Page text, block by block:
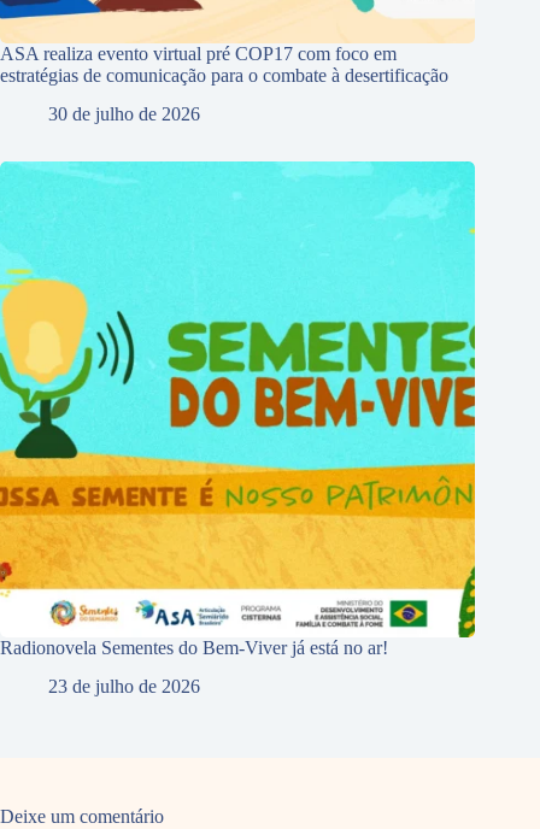
ASA realiza evento virtual pré COP17 com foco em
estratégias de comunicação para o combate à desertificação
30 de julho de 2026
Radionovela Sementes do Bem-Viver já está no ar!
23 de julho de 2026
Deixe um comentário